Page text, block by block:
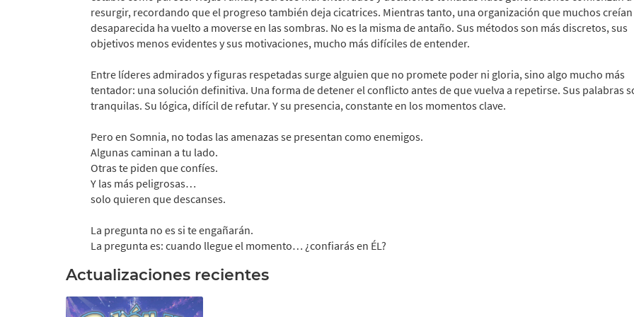
resurgir, recordando que el progreso también deja cicatrices. Mientras tanto, una organización que muchos creían
desaparecida ha vuelto a moverse en las sombras. No es la misma de antaño. Sus métodos son más discretos, sus
objetivos menos evidentes y sus motivaciones, mucho más difíciles de entender.
Entre líderes admirados y figuras respetadas surge alguien que no promete poder ni gloria, sino algo mucho más
tentador: una solución definitiva. Una forma de detener el conflicto antes de que vuelva a repetirse. Sus palabras
tranquilas. Su lógica, difícil de refutar. Y su presencia, constante en los momentos clave.
Pero en Somnia, no todas las amenazas se presentan como enemigos.
Algunas caminan a tu lado.
Otras te piden que confíes.
Y las más peligrosas…
solo quieren que descanses.
La pregunta no es si te engañarán.
La pregunta es: cuando llegue el momento… ¿confiarás en ÉL?
Actualizaciones recientes